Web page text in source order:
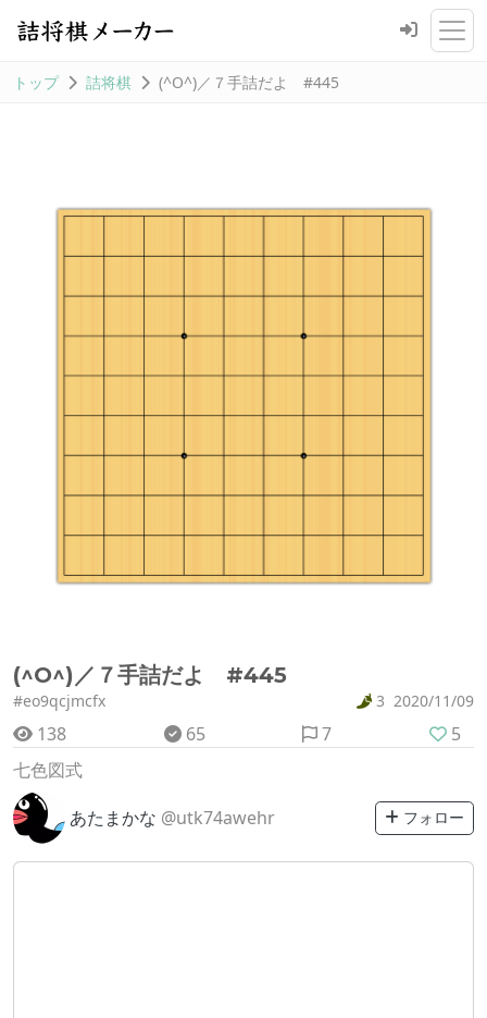
トップ 詰将棋 (^O^)／７手詰だよ #445
(^O^)／７手詰だよ #445
#eo9qcjmcfx 3 2020/11/09
138 65 7
5
七色図式
あたまかな @utk74awehr フォロー